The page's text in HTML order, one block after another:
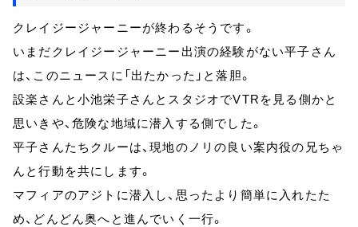
クレイジージャーニーが終わるそうです。
いまだクレイジージャーニー出演の経験がない平子さん
は、このニュースに「出たかった」と落胆。
設楽さんと小池栄子さんとスタジオでVTRを見る側かと
思いきや、危険な地域に潜入する側でした。
平子さんたちクルーは、現地のノリの良い案内役の兄ちゃ
んと行動を共にします。
マフィアのアジトに潜入し、思ったより簡単に入れたた
め、どんどん奥へと進んでいく一行。